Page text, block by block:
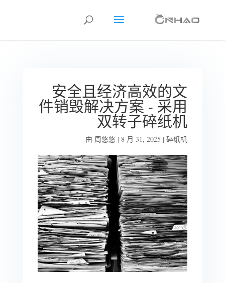
安全且经济高效的文
件销毁解决方案 - 采用
双转子碎纸机
由 周悠悠 | 8 月 31, 2025 |碎纸机